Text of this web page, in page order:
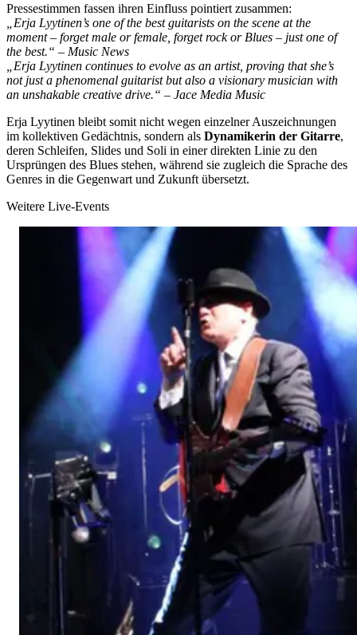
Pressestimmen fassen ihren Einfluss pointiert zusammen:
„Erja Lyytinen’s one of the best guitarists on the scene at the
moment – forget male or female, forget rock or Blues – just one of
the best.“ – Music News
„Erja Lyytinen continues to evolve as an artist, proving that she’s
not just a phenomenal guitarist but also a visionary musician with
an unshakable creative drive.“ – Jace Media Music
Erja Lyytinen bleibt somit nicht wegen einzelner Auszeichnungen
im kollektiven Gedächtnis, sondern als Dynamikerin der Gitarre,
deren Schleifen, Slides und Soli in einer direkten Linie zu den
Ursprüngen des Blues stehen, während sie zugleich die Sprache des
Genres in die Gegenwart und Zukunft übersetzt.
Weitere Live-Events